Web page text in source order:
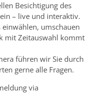
Besichtigung des
– live und interaktiv.
umschauen
mit Zeitauswahl kommt
führen wir Sie durch
gerne alle Fragen.
via